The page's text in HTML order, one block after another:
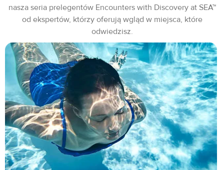
nasza seria prelegentów Encounters with Discovery at SEA™
od ekspertów, którzy oferują wgląd w miejsca, które
odwiedzisz.